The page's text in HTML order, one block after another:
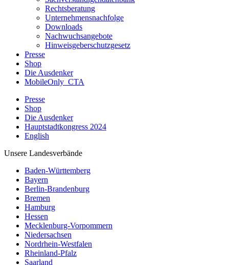
Rechtsberatung
Unternehmensnachfolge
Downloads
Nachwuchsangebote
Hinweisgeberschutzgesetz
Presse
Shop
Die Ausdenker
MobileOnly_CTA
Presse
Shop
Die Ausdenker
Hauptstadtkongress 2024
English
Unsere Landesverbände
Baden-Württemberg
Bayern
Berlin-Brandenburg
Bremen
Hamburg
Hessen
Mecklenburg-Vorpommern
Niedersachsen
Nordrhein-Westfalen
Rheinland-Pfalz
Saarland